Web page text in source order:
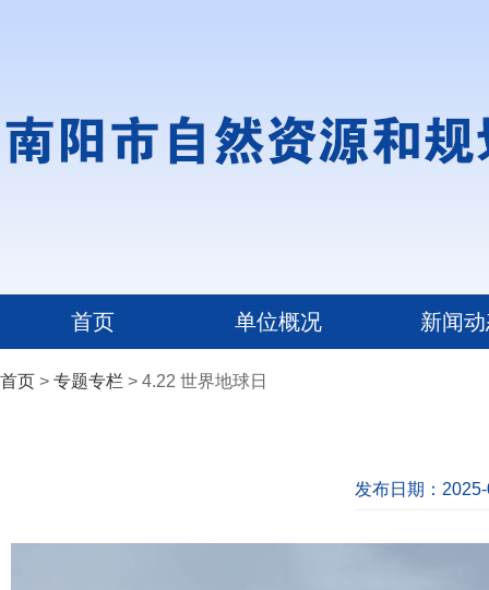
首页 单位概况 新闻
首页 > 专题专栏 > 4.22 世界地球日
发布日期：